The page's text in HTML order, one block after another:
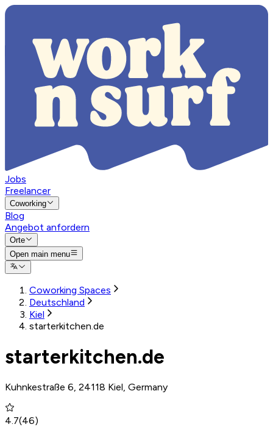
Jobs
Freelancer
Coworking
Blog
Angebot anfordern
Orte
Open main menu
Coworking Spaces
Deutschland
Kiel
starterkitchen.de
starterkitchen.de
Kuhnkestraße 6, 24118 Kiel, Germany
4.7(46)